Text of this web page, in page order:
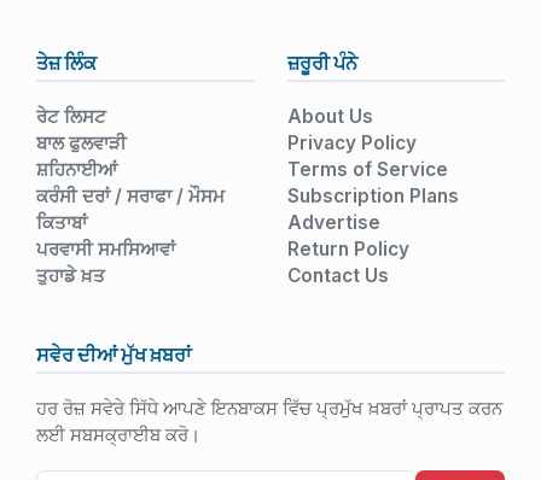
ਤੇਜ਼ ਲਿੰਕ
ਰੇਟ ਲਿਸਟ
ਬਾਲ ਫੁਲਵਾੜੀ
ਸ਼ਹਿਨਾਈਆਂ
ਕਰੰਸੀ ਦਰਾਂ / ਸਰਾਫਾ / ਮੌਸਮ
ਕਿਤਾਬਾਂ
ਪਰਵਾਸੀ ਸਮਸਿਆਵਾਂ
ਤੁਹਾਡੇ ਖ਼ਤ
ਜ਼ਰੂਰੀ ਪੰਨੇ
About Us
Privacy Policy
Terms of Service
Subscription Plans
Advertise
Return Policy
Contact Us
ਸਵੇਰ ਦੀਆਂ ਮੁੱਖ ਖ਼ਬਰਾਂ
ਹਰ ਰੋਜ਼ ਸਵੇਰੇ ਸਿੱਧੇ ਆਪਣੇ ਇਨਬਾਕਸ ਵਿੱਚ ਪ੍ਰਮੁੱਖ ਖ਼ਬਰਾਂ ਪ੍ਰਾਪਤ ਕਰਨ
ਲਈ ਸਬਸਕ੍ਰਾਈਬ ਕਰੋ।